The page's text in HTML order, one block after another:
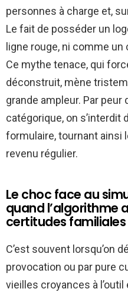
personnes à charge et,
Le fait de posséder un
ligne rouge, ni comme
Ce mythe tenace, qui
déconstruit, mène
grande ampleur. Par peur
catégorique, on s’interdit
formulaire, tournant ainsi
revenu régulier.
Le choc face au
quand l’algorithme
certitudes familiales
C’est souvent lorsqu’on
provocation ou par pure
vieilles croyances à